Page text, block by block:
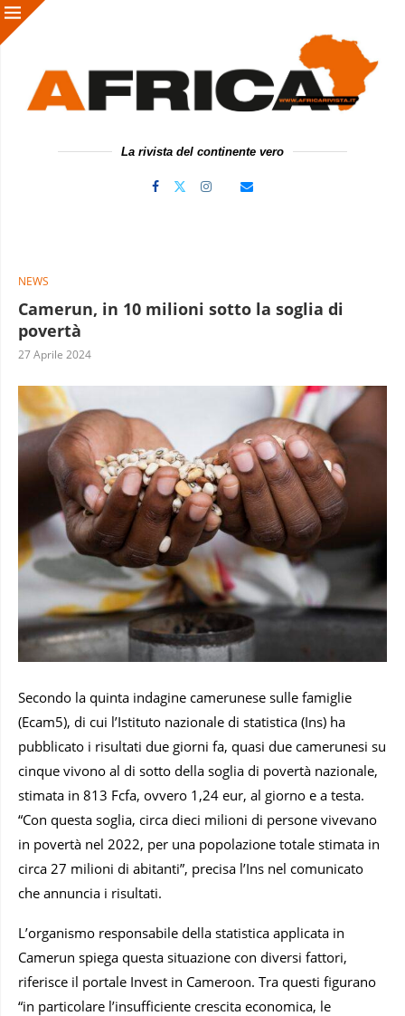
La rivista del continente vero
NEWS
Camerun, in 10 milioni sotto la soglia di
povertà
27 Aprile 2024
Secondo la quinta indagine camerunese sulle famiglie
(Ecam5), di cui l’Istituto nazionale di statistica (Ins) ha
pubblicato i risultati due giorni fa, quasi due camerunesi su
cinque vivono al di sotto della soglia di povertà nazionale,
stimata in 813 Fcfa, ovvero 1,24 eur, al giorno e a testa.
“Con questa soglia, circa dieci milioni di persone vivevano
in povertà nel 2022, per una popolazione totale stimata in
circa 27 milioni di abitanti”, precisa l’Ins nel comunicato
che annuncia i risultati.
L’organismo responsabile della statistica applicata in
Camerun spiega questa situazione con diversi fattori,
riferisce il portale Invest in Cameroon. Tra questi figurano
“in particolare l’insufficiente crescita economica, le